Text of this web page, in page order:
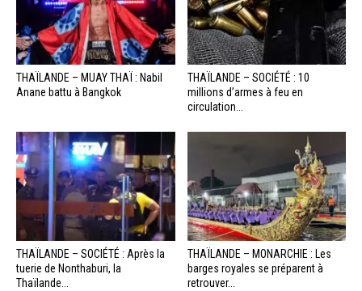
THAÏLANDE – MUAY THAÏ : Nabil
Anane battu à Bangkok
THAÏLANDE – SOCIÉTÉ : 10
millions d’armes à feu en
circulation...
THAÏLANDE – SOCIÉTÉ : Après la
tuerie de Nonthaburi, la
Thaïlande...
THAÏLANDE – MONARCHIE : Les
barges royales se préparent à
retrouver...